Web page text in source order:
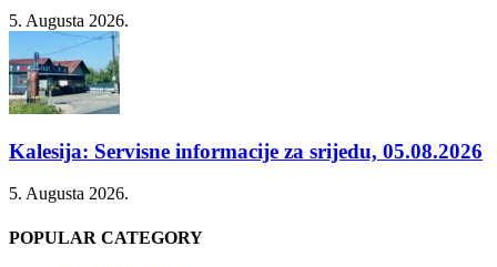
5. Augusta 2026.
Kalesija: Servisne informacije za srijedu, 05.08.2026
5. Augusta 2026.
POPULAR CATEGORY